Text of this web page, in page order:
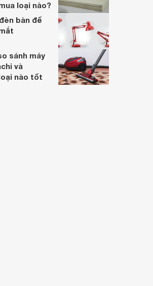
Đèn LED búp KAWALED A60-
7W-T/V 7W
Giá từ 20.900 đ
loại nào?
bàn để
sánh máy
và
nào tốt